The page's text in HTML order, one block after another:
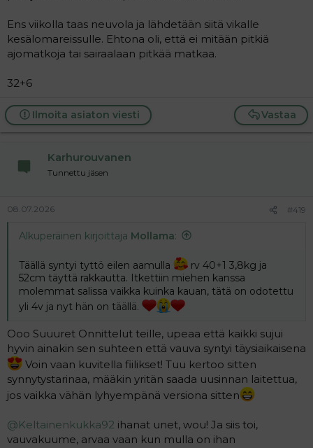
Ens viikolla taas neuvola ja lähdetään siitä vikalle
kesälomareissulle. Ehtona oli, että ei mitään pitkiä
ajomatkoja tai sairaalaan pitkää matkaa.
32+6
Vastaa
Ilmoita asiaton viesti
Karhurouvanen
Tunnettu jäsen
08.07.2026 #419
Alkuperäinen kirjoittaja Mollama:
Täällä syntyi tyttö eilen aamulla
rv 40+1 3,8kg ja
52cm täyttä rakkautta. Itkettiin miehen kanssa
molemmat salissa vaikka kuinka kauan, tätä on odotettu
yli 4v ja nyt hän on täällä.
Ooo Suuuret Onnittelut teille, upeaa että kaikki sujui
hyvin ainakin sen suhteen että vauva syntyi täysiaikaisena
Voin vaan kuvitella fiilikset! Tuu kertoo sitten
synnytystarinaa, määkin yritän saada uusinnan laitettua,
jos vaikka vähän lyhyempänä versiona sitten
@Keltainenkukka92 ihanat unet, wou! Ja siis toi,
vauvakuume, arvaa vaan kun mulla on ihan